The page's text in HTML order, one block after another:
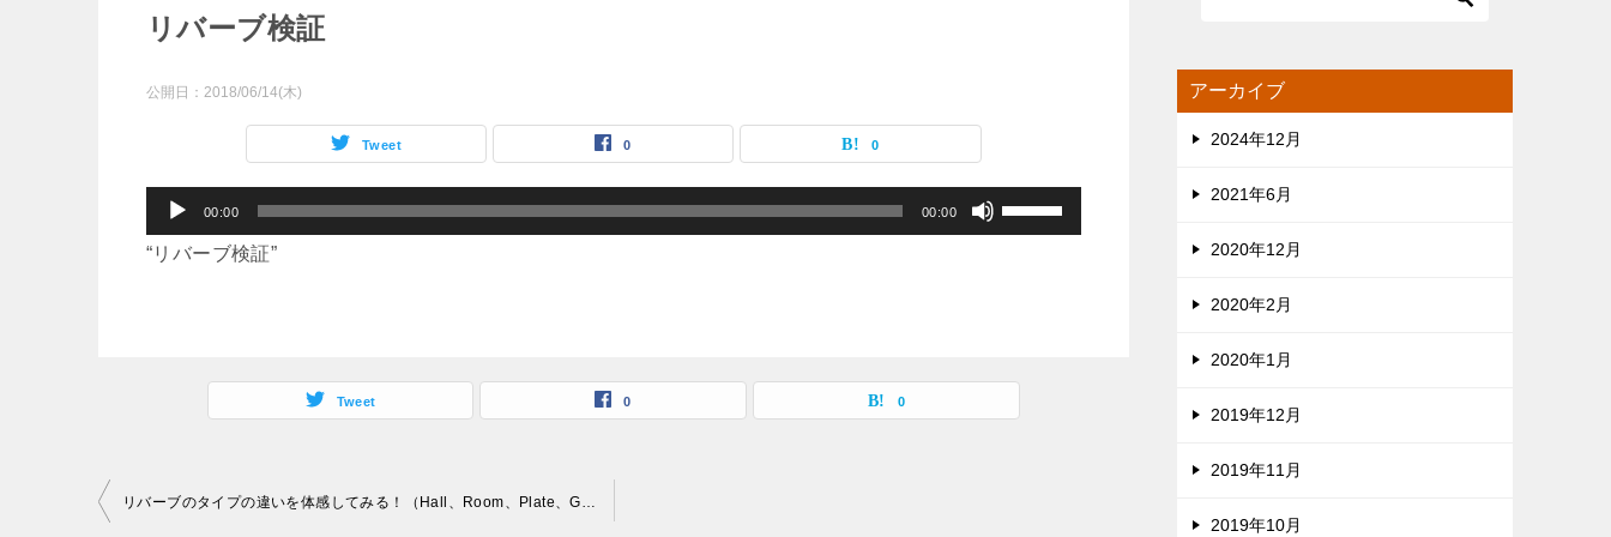
リバーブ検証
公開日： 2018/06/14(木)
Tweet 0 0
声
00:00 00:00
ボ
“リバーブ検証”
Tweet 0 0
投
リバーブのタイプの違いを体感してみる！（Hall、Room、Plate、Gatedの違い）
アーカイブ
2024年12月
2021年6月
2020年12月
2020年2月
2020年1月
2019年12月
2019年11月
2019年10月